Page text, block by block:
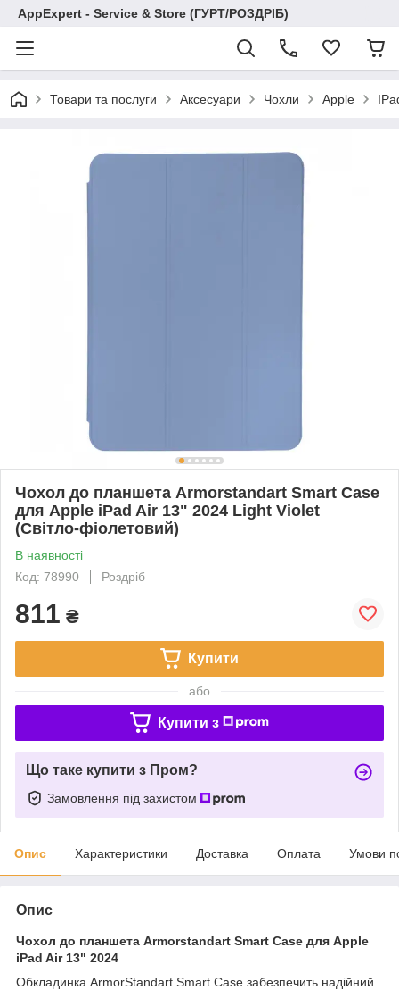
AppExpert - Service & Store (ГУРТ/РОЗДРІБ)
Товари та послуги Аксесуари Чохли Apple
Чохол до планшета Armorstandart Smart Case
для Apple iPad Air 13" 2024 Light Violet
(Світло-фіолетовий)
В наявності
Код: 78990
Роздріб
811 ₴
Купити
або
Купити з
Що таке купити з Пром?
Замовлення під захистом
Опис Характеристики Доставка Оплата Умови
Опис
Чохол до планшета Armorstandart Smart Case для Apple
iPad Air 13" 2024
Обкладинка ArmorStandart Smart Case забезпечить надійний